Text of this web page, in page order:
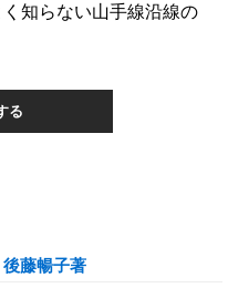
知らない山手線沿線の
る
後藤暢子著